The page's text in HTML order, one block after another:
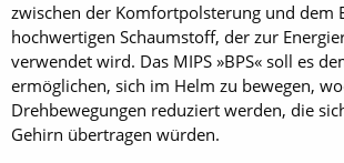
zwischen der Komfortpolsterung und dem
hochwertigen Schaumstoff, der zur
verwendet wird. Das MIPS »BPS« soll es
ermöglichen, sich im Helm zu bewegen,
Drehbewegungen reduziert werden, die
Gehirn übertragen würden.